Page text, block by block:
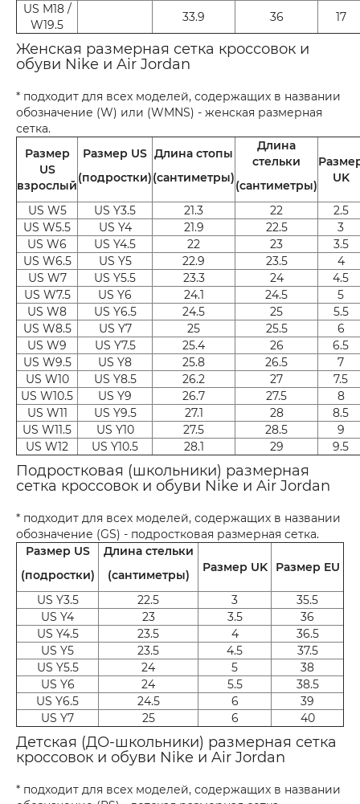
US M18 /
W19.5
33.9 36 17
Женская размерная сетка кроссовок и
обуви Nike и Air Jordan
* подходит для всех моделей, содержащих в названии
обозначение (W) или (WMNS) - женская размерная
сетка.
Размер
US
взрослый
Размер US
(подростки)
Длина стопы
(сантиметры)
Длина
стельки
(сантиметры)
UK
US W5 US Y3.5 21.3 22
2.5
US W5.5
US Y4 21.9 22.5
3
US W6
US Y4.5 22 23
3.5
US W6.5
US Y5 22.9 23.5
4
US W7
US Y5.5 23.3 24
4.5
US W7.5
US Y6 24.1 24.5
5
US W8
US Y6.5 24.5 25
5.5
US W8.5
US Y7 25 25.5
6
US W9
US Y7.5 25.4 26
6.5
US W9.5
US Y8 25.8 26.5
7
US W10
US Y8.5 26.2 27
7.5
US W10.5
US Y9 26.7 27.5
8
US W11
US Y9.5 27.1 28
8.5
US W11.5
US Y10 27.5 28.5
9
US W12
US Y10.5 28.1 29 9.5
Подростковая (школьники) размерная
сетка кроссовок и обуви Nike и Air Jordan
* подходит для всех моделей, содержащих в названии
обозначение (GS) - подростковая размерная сетка.
Размер US
(подростки)
Длина стельки
(сантиметры)
Размер UK Размер EU
US Y3.5 22.5 3
35.5
US Y4
23 3.5
36
US Y4.5
23.5 4
36.5
US Y5
23.5 4.5
37.5
US Y5.5
24 5
38
US Y6
24 5.5
38.5
US Y6.5
24.5 6
39
US Y7
25 6 40
Детская (ДО-школьники) размерная сетка
кроссовок и обуви Nike и Air Jordan
* подходит для всех моделей, содержащих в названии